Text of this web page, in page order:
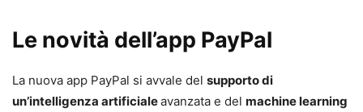
Le novità dell’app PayPal
La nuova app PayPal si avvale del supporto di
un’intelligenza artificialeavanzata e del machine learning